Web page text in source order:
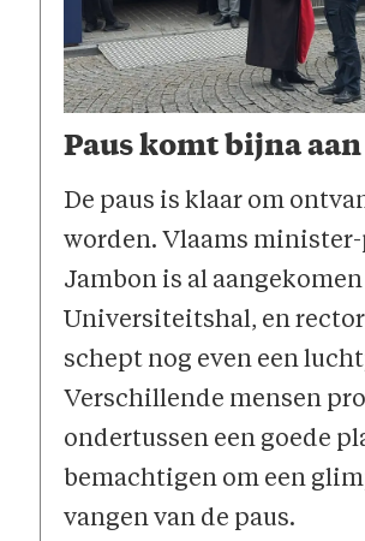
Paus komt bijna aan
De paus is klaar om
worden. Vlaams
Jambon is al
Universiteitshal, en rector
schept nog even een
Verschillende mensen
ondertussen een goede
bemachtigen om een
vangen van de paus.